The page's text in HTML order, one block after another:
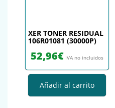
XER TONER RESIDUAL
106R01081 (30000P)
52,96€ IVA no incluidos
Añadir al carrito